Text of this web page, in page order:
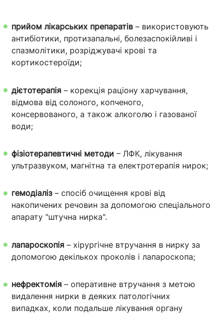
прийом лікарських препаратів – використовують
антибіотики, протизапальні, болезаспокійливі і
спазмолітики, розріджувачі крові та
кортикостероїди;
дієтотерапія – корекція раціону харчування,
відмова від солоного, копченого,
консервованого, а також алкоголю і газованої
води;
фізіотерапевтичні методи – ЛФК, лікування
ультразвуком, магнітна та електротерапія нирок;
гемодіаліз – спосіб очищення крові від
накопичених речовин за допомогою спеціального
апарату "штучна нирка".
лапароскопія – хірургічне втручання в нирку за
допомогою декількох проколів і лапароскопа;
нефректомія – оперативне втручання з метою
видалення нирки в деяких патологічних
випадках, коли подальше лікування органу